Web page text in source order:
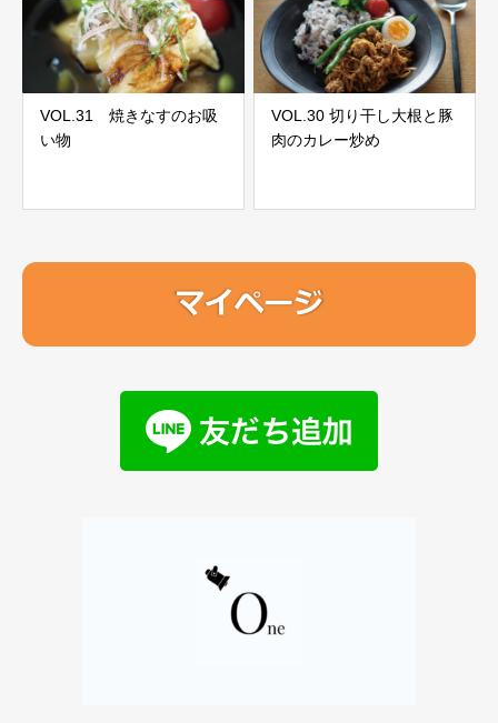
VOL.31 焼きなすのお吸
い物
VOL.30 切り干し大根と豚
肉のカレー炒め